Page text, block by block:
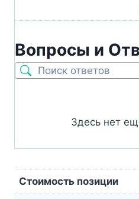
Вопросы и
Здесь нет
Стоимость позиции